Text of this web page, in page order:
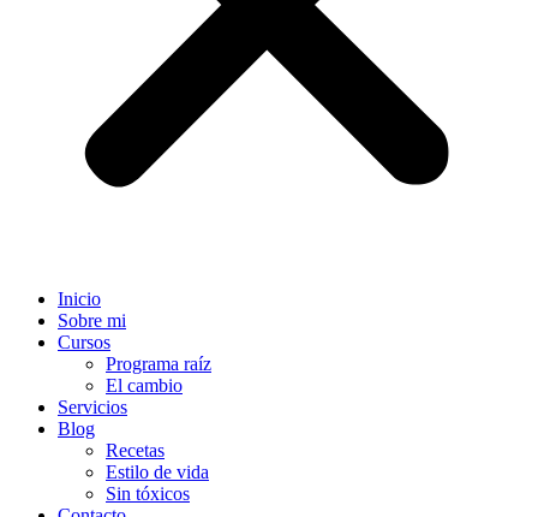
Inicio
Sobre mi
Cursos
Programa raíz
El cambio
Servicios
Blog
Recetas
Estilo de vida
Sin tóxicos